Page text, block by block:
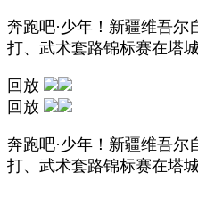
奔跑吧·少年！新疆维吾尔
打、武术套路锦标赛在塔
回放
回放
奔跑吧·少年！新疆维吾尔
打、武术套路锦标赛在塔